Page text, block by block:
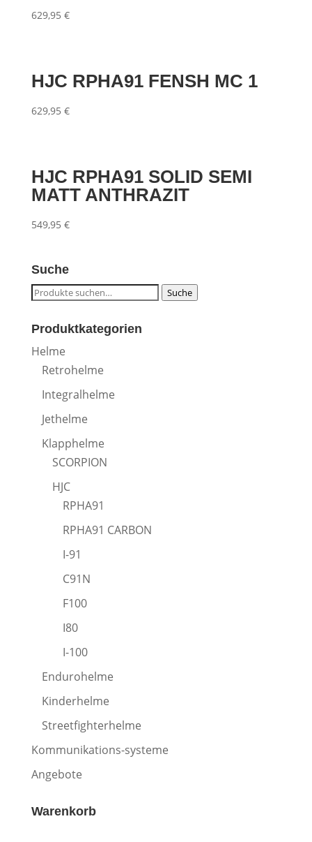
629,95 €
HJC RPHA91 FENSH MC 1
629,95 €
HJC RPHA91 SOLID SEMI
MATT ANTHRAZIT
549,95 €
Suche
Suche
Suche
Produktkategorien
Helme
Retrohelme
Integralhelme
Jethelme
Klapphelme
SCORPION
HJC
RPHA91
RPHA91 CARBON
I-91
C91N
F100
I80
I-100
Endurohelme
Kinderhelme
Streetfighterhelme
Kommunikations-systeme
Angebote
Warenkorb